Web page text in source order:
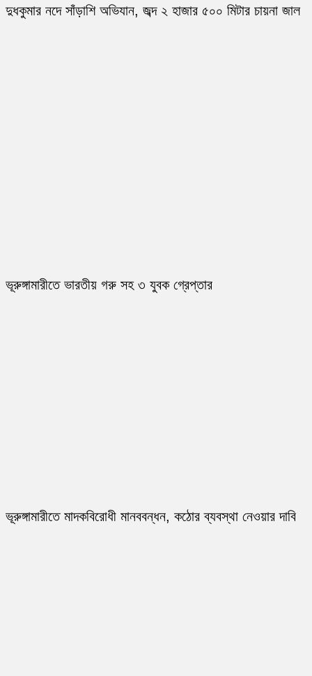
দুধকুমার নদে সাঁড়াশি অভিযান, জব্দ ২ হাজার ৫০০ মিটার চায়না জাল
ভূরুঙ্গামারীতে ভারতীয় গরু সহ ৩ যুবক গ্রেপ্তার
ভূরুঙ্গামারীতে মাদকবিরোধী মানববন্ধন, কঠোর ব্যবস্থা নেওয়ার দাবি